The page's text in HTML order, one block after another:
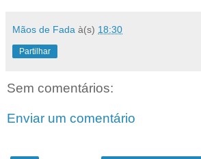
Mãos de Fada à(s) 18:30
Partilhar
Sem comentários:
Enviar um comentário